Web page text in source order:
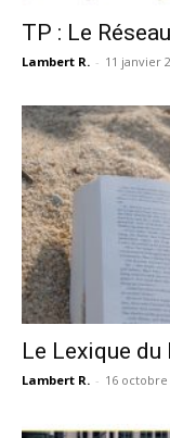
TP : Le
Lambert R. - 11 janvier
Le Lexique
Lambert R. - 16 octobre